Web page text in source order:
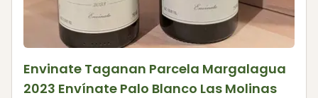
Envinate Taganan Parcela Margalagua
2023 Envínate Palo Blanco Las Molinas